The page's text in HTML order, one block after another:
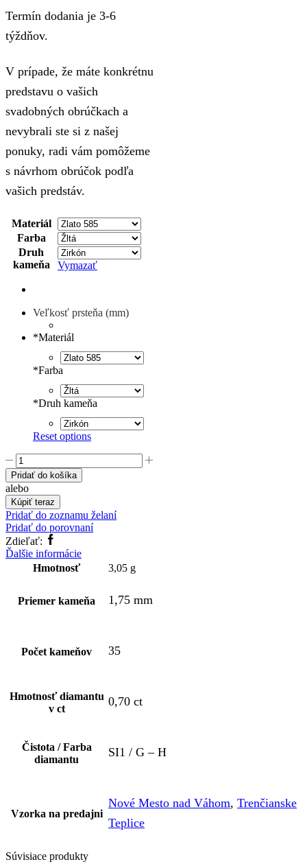
Termín dodania je 3-6
týždňov.
V prípade, že máte konkrétnu
predstavu o vašich
svadobných obrúčkach a
nevybrali ste si z našej
ponuky, radi vám pomôžeme
s návrhom obrúčok podľa
vašich predstáv.
Materiál
Farba
Druh
kameňa
Vymazať
Veľkosť prsteňa (mm)
*Materiál
*Farba
*Druh kameňa
Reset options
množstvo
Svadobná
obrúčka
7519
Pridať do košíka
alebo
Kúpiť teraz
Pridať do zoznamu želaní
Pridať do porovnaní
Zdieľať: Facebook
Ďalšie informácie
Hmotnosť
3,05 g
Priemer kameňa 1,75 mm
Počet kameňov 35
Hmotnosť diamantu
v ct
0,70 ct
Čistota / Farba
diamantu
SI1 / G – H
Vzorka na predajni
Nové Mesto nad Váhom, Trenčianske
Teplice
Súvisiace produkty